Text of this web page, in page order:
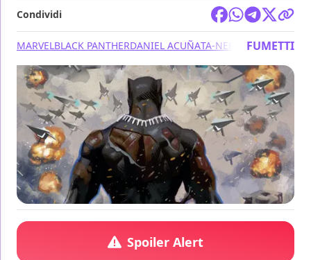
Condividi
MARVELBLACK PANTHERDANIEL ACUÑATA-NEHISI COATES
FUMETTI
Spoiler Alert